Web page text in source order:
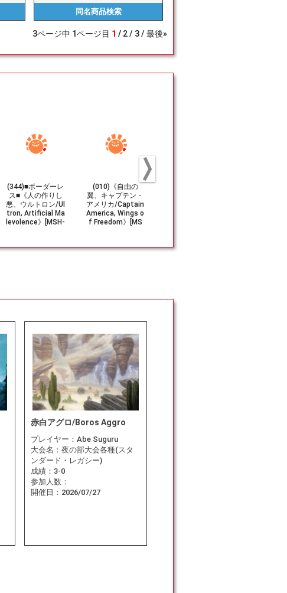
同名商品検索
3ページ中 1ページ目 1 2 3 最後»
(344)■ボーダーレ
ス■《人の作りし
悪、ウルトロン/Ul
tron, Artificial Ma
levolence》[MSH-
(010)《自由の
翼、キャプテン・
アメリカ/Captain
America, Wings o
f Freedom》[MS
赤白アグロ/Boros Aggro
プレイヤー： Abe Suguru
大会名： 夜の部大会各種(スタ
ンダード・レガシー)
成績： 3-0
参加人数：
開催日： 2026/07/27